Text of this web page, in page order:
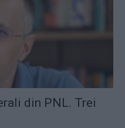
din PNL. Trei